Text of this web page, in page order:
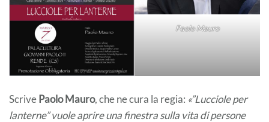
Paolo Mauro
Scrive Paolo Mauro, che ne cura la regia: «”Lucciole per
lanterne” vuole aprire una finestra sulla vita di persone